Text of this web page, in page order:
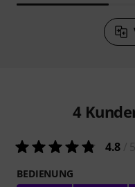
4
4.8
BEDIENUNG